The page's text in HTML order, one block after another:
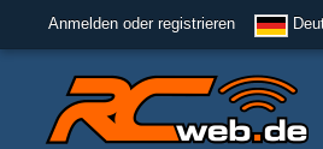
Anmelden oder registrieren